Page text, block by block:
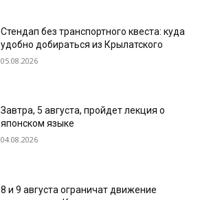
Стендап без транспортного квеста: куда
удобно добираться из Крылатского
05.08.2026
Завтра, 5 августа, пройдет лекция о
японском языке
04.08.2026
8 и 9 августа ограничат движение